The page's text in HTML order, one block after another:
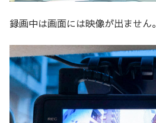
録画中は画面には映像が出ません。